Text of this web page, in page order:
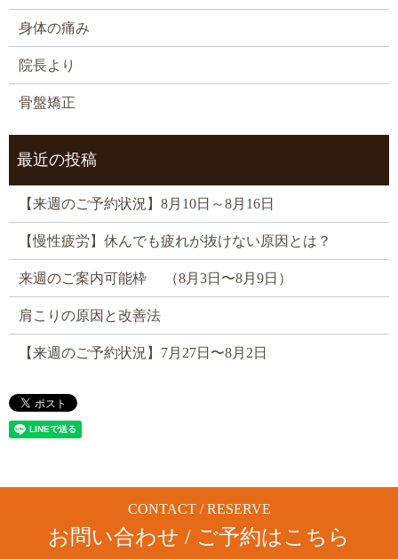
身体の痛み
院長より
骨盤矯正
最近の投稿
【来週のご予約状況】8月10日～8月16日
【慢性疲労】休んでも疲れが抜けない原因とは？
来週のご案内可能枠 （8月3日〜8月9日）
肩こりの原因と改善法
【来週のご予約状況】7月27日〜8月2日
CONTACT / RESERVE
お問い合わせ / ご予約はこちら